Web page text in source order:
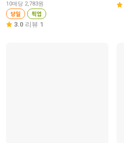
10매당 2,783원
당일 픽업
3.0 리뷰 1